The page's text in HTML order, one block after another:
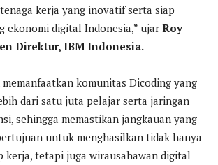
kerja yang inovatif serta siap
ekonomi digital Indonesia,” ujar Roy
Direktur, IBM Indonesia.
komunitas Dicoding yang
dari satu juta pelajar serta jaringan
sehingga memastikan jangkauan yang
untuk menghasilkan tidak hanya
kerja, tetapi juga wirausahawan digital